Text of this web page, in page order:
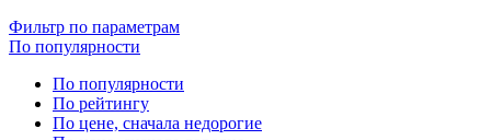
Фильтр по параметрам
По популярности
По популярности
По рейтингу
По цене, сначала недорогие